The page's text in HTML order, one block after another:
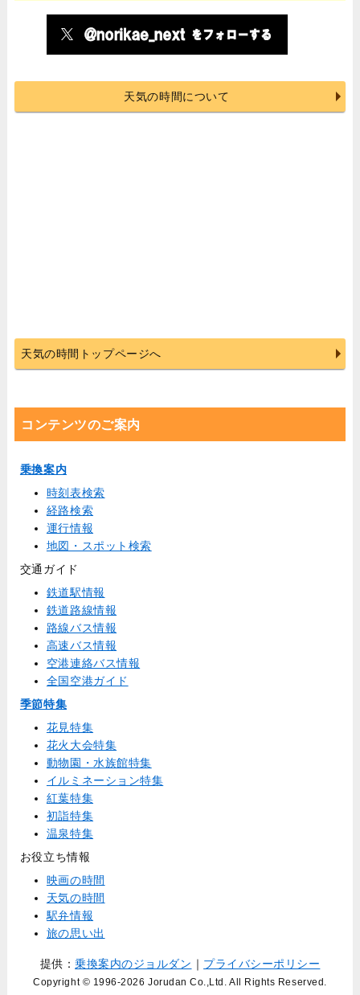
天気の時間について
天気の時間トップページへ
コンテンツのご案内
乗換案内
時刻表検索
経路検索
運行情報
地図・スポット検索
交通ガイド
鉄道駅情報
鉄道路線情報
路線バス情報
高速バス情報
空港連絡バス情報
全国空港ガイド
季節特集
花見特集
花火大会特集
動物園・水族館特集
イルミネーション特集
紅葉特集
初詣特集
温泉特集
お役立ち情報
映画の時間
天気の時間
駅弁情報
旅の思い出
提供：乗換案内のジョルダン ｜ プライバシーポリシー
Copyright © 1996-2026 Jorudan Co.,Ltd. All Rights Reserved.